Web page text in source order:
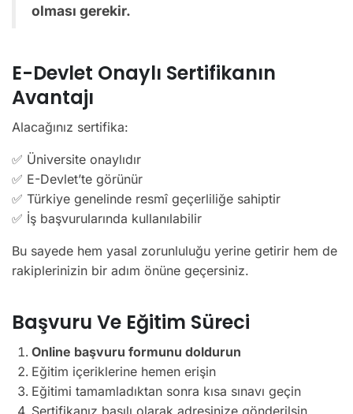
olması gerekir.
E-Devlet Onaylı Sertifikanın
Avantajı
Alacağınız sertifika:
✅ Üniversite onaylıdır
✅ E-Devlet’te görünür
✅ Türkiye genelinde resmî geçerliliğe sahiptir
✅ İş başvurularında kullanılabilir
Bu sayede hem yasal zorunluluğu yerine getirir hem de
rakiplerinizin bir adım önüne geçersiniz.
Başvuru Ve Eğitim Süreci
Online başvuru formunu doldurun
Eğitim içeriklerine hemen erişin
Eğitimi tamamladıktan sonra kısa sınavı geçin
Sertifikanız basılı olarak adresinize gönderilsin